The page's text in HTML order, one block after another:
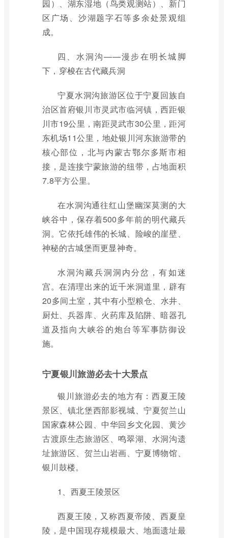
园）、湖东湿地（鸟类观测站）、新门
区广场、沙湖题字石等多余处景观组
成。
四、水洞沟——漫步在明长城脚
下，穿梭在古代藏兵洞
宁夏水洞沟旅游区位于宁夏回族自
治区首府银川市灵武市临河镇，西距银
川市19公里，南距灵武市30公里，距河
东机场11公里，地处银川河东旅游带的
核心部位，北与内蒙古鄂尔多斯市相
接，是连接宁蒙旅游的纽带，占地面积
7.8平方公里。
在水洞沟通往红山堡幽深莫测的大
峡谷中，保存着500多年前的明代藏兵
洞。它依托雄伟的长城、险峻的崖壁、
神秘的古城堡而更显神奇。
水洞沟藏兵洞洞内分岔，有如迷
宫。在清理出来的近千米洞道里，辟有
20多间土室，其中有小型粮仓、水井、
厨灶、兵器库、火药库及陷阱、暗器孔
道及指向大峡谷的炮台等军事防御设
施。
宁夏银川旅游必去十大景点
银川旅游必去的地方有：西夏王陵
景区、镇北堡西部影视城、宁夏贺兰山
国家森林公园、中华回乡文化园、黄沙
古渡原生态旅游区、鸣翠湖、水洞沟遗
址旅游区、贺兰山岩画、宁夏博物馆、
银川鼓楼。
1、西夏王陵景区
西夏王陵，又称西夏帝陵、西夏皇
陵，是中国现存规模最大、地面遗址最